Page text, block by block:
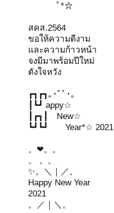
ﾟ*☆
สคส.2564
ขอให้ความดีงาม
และความก้าวหน้า
จงมีมาพร้อมปีใหม่
ดังใจหวัง
┏┓┏┓｡･ﾟﾟ･｡
┃┗┛ appy☆
┃┏┓┃ New☆
┗┛┗┛ Year*☆ 2021
。❤。。
。 。。
✨。＼｜／。
Happy New Year
2021
。／｜＼。